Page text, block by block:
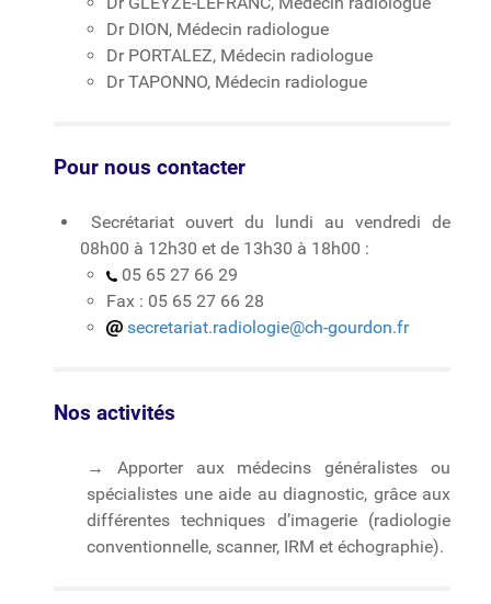
Dr DION, Médecin radiologue
Dr PORTALEZ, Médecin radiologue
Dr TAPONNO, Médecin radiologue
Pour nous contacter
Secrétariat ouvert du lundi au vendredi de
08h00 à 12h30 et de 13h30 à 18h00 :
05 65 27 66 29
Fax : 05 65 27 66 28
secretariat.radiologie@ch-gourdon.fr
Nos activités
→ Apporter aux médecins généralistes ou
spécialistes une aide au diagnostic, grâce aux
différentes techniques d’imagerie (radiologie
conventionnelle, scanner, IRM et échographie).